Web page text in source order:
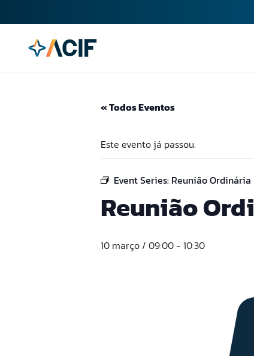
« Todos Eventos
Este evento já passou.
Event Series: Reunião Ordinária
Reunião
10 março / 09:00- 10:30